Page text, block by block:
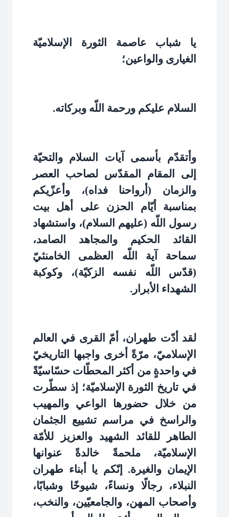
يا شباب عاصمة الثورة الإسلاميّة
الغيارى والواعين؛
السلام عليكم ورحمة اللّه وبركاته.
وأتقدّم بأسمى آيات السلام والتحيّة
إلى المقام المقدّس لصاحب العصر
والزمان (أرواحنا فداه)، وأعزّيكم
بمناسبة أيّام الحزن على أهل بيت
رسول اللّه (عليهم السلام)، واستشهاد
القائد الحكيم والمجاهد الصامد،
سماحة آية اللّه العظمى الخامنئيّ
(قدّس اللّه نفسه الزكيّة)، وكوكبة
الشهداء الأبرار .
لقد أدّت طهران، أمّ القرى في العالم
الإسلاميّ، مرّةً أخرى واجبها التاريخيّ
في واحدةٍ من أكثر المحطّات حسّاسيّةً
في تاريخ الثورة الإسلاميّة؛ إذ سطّرت
من خلال حضورها الواعي والمهيب
والراسخ في مراسم تشييع الجثمان
الطاهر للقائد الشهيد والعزيز للأمّة
الإسلاميّة، ملحمةً خالدةً عنوانها
الإيمان والغيرة. إنّكم يا أبناء طهران
النبلاء، رجالًا ونساءً، شيوخًا وشبابًا،
وأصحاب المهن، والجامعيّين، والنخب،